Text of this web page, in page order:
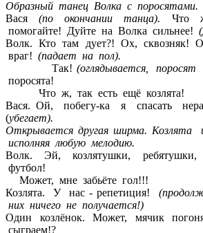
Образный танец Волка с поросятами.
Вася(по окончании танца). Что
помогайте! Дуйте на Волка сильнее!
Волк. Кто там дует?! Ох, сквозняк!
враг! (падает на пол).
Так!(оглядывается,
поросята!
Что ж, так есть ещё козлята!
Вася. Ой, побегу-ка я спасать
(убегает).
Открывается другая ширма.
исполняя любую мелодию.
Волк. Эй, козлятушки,
футбол!
Может, мне забьёте гол!!!
Козлята. У нас - репетиция!
них ничего не получается!)
Один козлёнок. Может, мячик
сыграем!?